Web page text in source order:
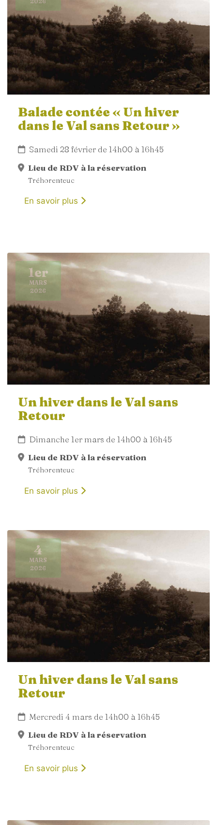
Balade contée « Un hiver
dans le Val sans Retour »
Samedi 28 février de 14h00 à 16h45
Lieu de RDV à la réservation
Tréhorenteuc
En savoir plus
1er
MARS
2026
Un hiver dans le Val sans
Retour
Dimanche 1er mars de 14h00 à 16h45
Lieu de RDV à la réservation
Tréhorenteuc
En savoir plus
4
MARS
2026
Un hiver dans le Val sans
Retour
Mercredi 4 mars de 14h00 à 16h45
Lieu de RDV à la réservation
Tréhorenteuc
En savoir plus